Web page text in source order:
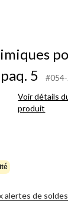
5
Voir détails
produit
alertes de soldes